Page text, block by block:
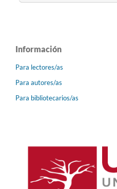
Información
Para lectores/as
Para autores/as
Para bibliotecarios/as